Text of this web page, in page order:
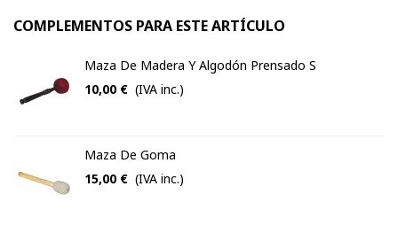
COMPLEMENTOS PARA ESTE ARTÍCULO
Maza De Madera Y Algodón Prensado S
10,00 € (IVA inc.)
Maza De Goma
15,00 € (IVA inc.)